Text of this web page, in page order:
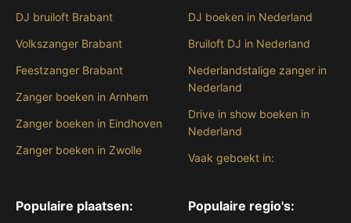
DJ bruiloft Brabant
Volkszanger Brabant
Feestzanger Brabant
Zanger boeken in Arnhem
Zanger boeken in Eindhoven
Zanger boeken in Zwolle
DJ boeken in Nederland
Bruiloft DJ in Nederland
Nederlandstalige zanger in
Nederland
Drive in show boeken in
Nederland
Vaak geboekt in:
Populaire plaatsen: Populaire regio's: